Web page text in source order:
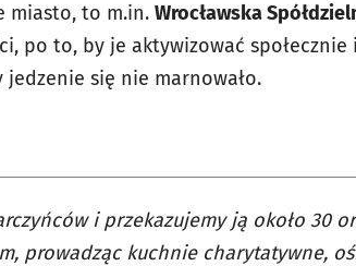
miasto, to m.in. Wrocławska
po to, by je aktywizować społecznie
się nie marnowało.
i przekazujemy ją około 30
prowadząc kuchnie charytatywne,